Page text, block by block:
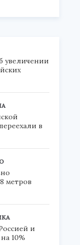
увеличении
в
метров
и
10%